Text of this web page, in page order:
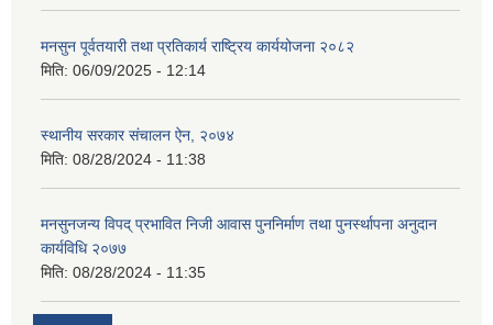
मनसुन पूर्वतयारी तथा प्रतिकार्य राष्ट्रिय कार्ययोजना २०८२
मिति: 06/09/2025 - 12:14
स्थानीय सरकार संचालन ऐन, २०७४
मिति: 08/28/2024 - 11:38
मनसुनजन्य विपद् प्रभावित निजी आवास पुननिर्माण तथा पुनर्स्थापना अनुदान
कार्यविधि २०७७
मिति: 08/28/2024 - 11:35